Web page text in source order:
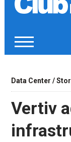
Data Center /
Vertiv